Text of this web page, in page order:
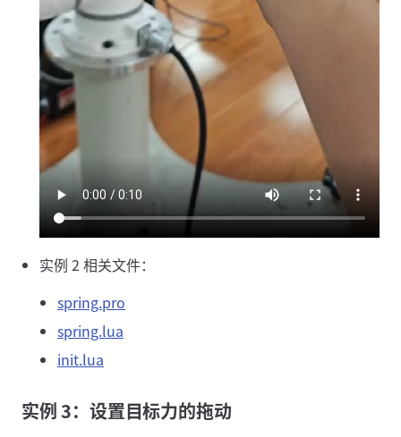
实例 2 相关文件：
spring.pro
spring.lua
init.lua
实例 3：设置目标力的拖动